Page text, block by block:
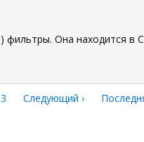
фильтры. Она находится в
Страница
3
Следующая
Следующий ›